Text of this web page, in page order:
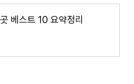
베스트 10 요약정리